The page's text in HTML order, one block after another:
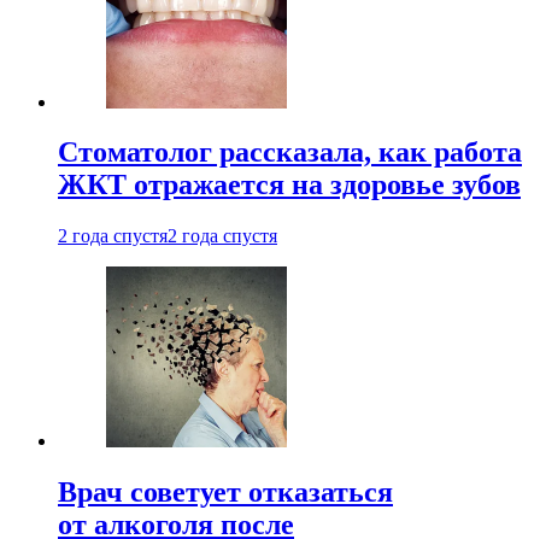
Стоматолог рассказала, как работа
ЖКТ отражается на здоровье зубов
2 года спустя2 года спустя
Врач советует отказаться
от алкоголя после